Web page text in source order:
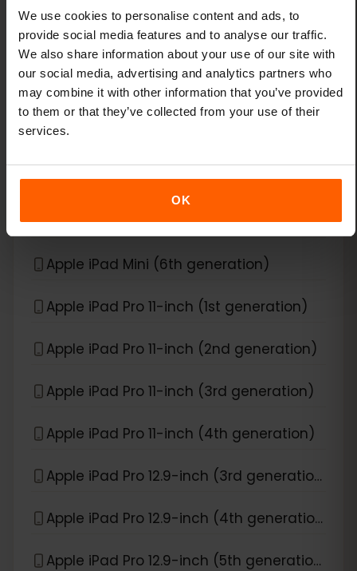
We use cookies to personalise content and ads, to
provide social media features and to analyse our traffic.
We also share information about your use of our site with
our social media, advertising and analytics partners who
may combine it with other information that you’ve provided
to them or that they’ve collected from your use of their
services.
OK
Apple iPad (9th generation)
Apple iPad Air (3rd generation)
Apple iPad Air (4th generation)
Apple iPad Air (5th generation)
Apple iPad Air (6th generation)
Apple iPad Mini (5th generation)
Apple iPad Mini (6th generation)
Apple iPad Pro 11-inch (1st generation)
Apple iPad Pro 11-inch (2nd generation)
Apple iPad Pro 11-inch (3rd generation)
Apple iPad Pro 11-inch (4th generation)
Apple iPad Pro 12.9-inch (3rd generation)
Apple iPad Pro 12.9-inch (4th generation)
Apple iPad Pro 12.9-inch (5th generation)